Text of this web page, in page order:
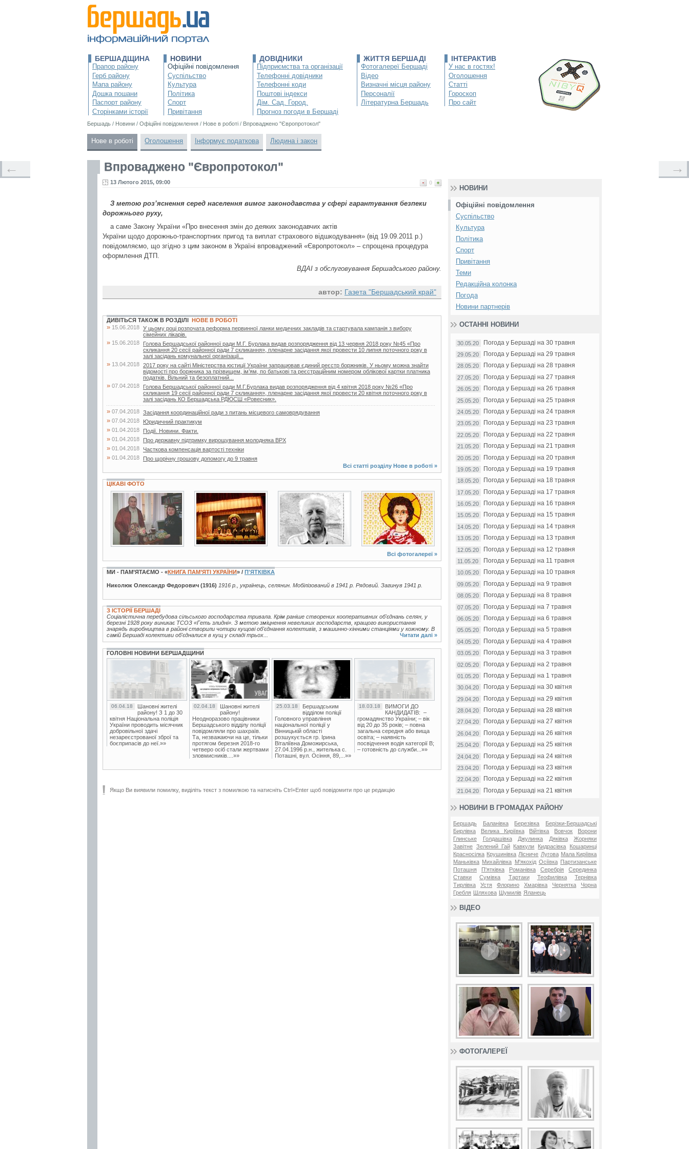
БЕРШАДЩИНА
Прапор району
Герб району
Мапа району
Дошка пошани
Паспорт району
Сторінками історії
НОВИНИ
Офіційні повідомлення
Суспільство
Культура
Політика
Спорт
Привітання
ДОВІДНИКИ
Підприємства та організації
Телефонні довідники
Телефонні коди
Поштові індекси
Дім. Сад. Город.
Прогноз погоди в Бершаді
ЖИТТЯ БЕРШАДІ
Фотогалереї Бершаді
Відео
Визначні місця району
Персоналії
Літературна Бершадь
ІНТЕРАКТИВ
У нас в гостях!
Оголошення
Статті
Гороскоп
Про сайт
Бершадь / Новини / Офіційні повідомлення / Нове в роботі / Впроваджено "Європротокол"
Нове в роботі Оголошення Інформує податкова Людина і закон
Впроваджено "Європротокол"
0
13 Лютого 2015, 09:00
З метою роз’яснення серед населення вимог законодавства у сфері гарантування безпеки
дорожнього руху,
а саме Закону України «Про внесення змін до деяких законодавчих актів
України щодо дорожньо-транспортних пригод та виплат страхового відшкодування» (від 19.09.2011 р.)
повідомляємо, що згідно з цим законом в Україні впроваджений «Європротокол» – спрощена процедура
оформлення ДТП.
ВДАІ з обслуговування Бершадського району.
автор: Газета "Бершадський край"
← →
ДИВІТЬСЯ ТАКОЖ В РОЗДІЛІ НОВЕ В РОБОТІ
» 15.06.2018 У цьому році розпочата реформа первинної ланки медичних закладів та стартувала кампанія з вибору
сімейних лікарів.
» 15.06.2018
Голова Бершадської районної ради М.Г. Бурлака видав розпорядження від 13 червня 2018 року №45 «Про
скликання 20 сесії районної ради 7 скликання», пленарне засідання якої провести 10 липня поточного року в
залі засідань комунальної організації...
» 13.04.2018 2017 року на сайті Міністерства юстиції України запрацював єдиний реєстр боржників. У ньому можна знайти
відомості про боржника за прізвищем, ім’ям, по батькові та реєстраційним номером облікової картки платника
податків. Вільний та безоплатний...
» 07.04.2018
Голова Бершадської районної ради М.Г.Бурлака видав розпорядження від 4 квітня 2018 року №26 «Про
скликання 19 сесії районної ради 7 скликання», пленарне засідання якої провести 20 квітня поточного року в
залі засідань КО Бершадська РДЮСШ «Ровесник».
» 07.04.2018 Засідання координаційної ради з питань місцевого самоврядування
» 07.04.2018 Юридичний практикум
» 01.04.2018 Події. Новини. Факти.
» 01.04.2018 Про державну підтримку вирощування молодняка ВРХ
» 01.04.2018 Часткова компенсація вартості техніки
» 01.04.2018
Про щорічну грошову допомогу до 9 травня
Всі статті розділу Нове в роботі »
ЦІКАВІ ФОТО
3 фото 5 фото 2 фото 3 фото
Всі фотогалереї »
МИ - ПАМ’ЯТАЄМО - «КНИГА ПАМ’ЯТІ УКРАЇНИ» / П'ЯТКІВКА
Николюк Олександр Федорович (1916) 1916 р., українець, селянин. Мобілізований в 1941 р. Рядовий. Загинув 1941 р.
З ІСТОРІЇ БЕРШАДІ
Соціалістична перебудова сільського господарства тривала. Крім раніше створених кооперативних об'єднань селян, у
березні 1928 року виникає ТСОЗ «Геть злидні». З метою зміцнення невеликих господарств, кращого використання
знарядь виробництва в районі створили чотири кущові об'єднання колективів, з машинно-хінними станціями у кожному. В
самій Бершаді колективи об'єдналися в кущ у складі трьох...
Читати далі »
ГОЛОВНІ НОВИНИ БЕРШАДЩИНИ
06.04.18
Шановні жителі
району! З 1 до 30
квітня Національна поліція
України проводить місячник
добровільної здачі
незареєстрованої зброї та
боєприпасів до неї.»»
02.04.18
Шановні жителі
району!
Неодноразово працівники
Бершадського відділу поліції
повідомляли про шахраїв.
Та, незважаючи на це, тільки
протягом березня 2018-го
четверо осіб стали жертвами
зловмисників....»»
25.03.18
Бершадським
відділом поліції
Головного управління
національної поліції у
Вінницькій області
розшукується гр. Ірина
Віталіївна Доможирська,
27.04.1996 р.н., жителька с.
Поташні, вул. Осіння, 89,...»»
18.03.18
ВИМОГИ ДО
КАНДИДАТІВ: –
громадянство України; – вік
від 20 до 35 років; – повна
загальна середня або вища
освіта; – наявність
посвідчення водія категорії В;
– готовність до служби...»»
Якщо Ви виявили помилку, виділіть текст з помилкою та натисніть Ctrl+Enter щоб повідомити про це редакцію
НОВИНИ
Офіційні повідомлення
Суспільство
Культура
Політика
Спорт
Привітання
Теми
Редакційна колонка
Погода
Новини партнерів
ОСТАННІ НОВИНИ
30.05.20 Погода у Бершаді на 30 травня
29.05.20 Погода у Бершаді на 29 травня
28.05.20 Погода у Бершаді на 28 травня
27.05.20 Погода у Бершаді на 27 травня
26.05.20 Погода у Бершаді на 26 травня
25.05.20 Погода у Бершаді на 25 травня
24.05.20 Погода у Бершаді на 24 травня
23.05.20 Погода у Бершаді на 23 травня
22.05.20 Погода у Бершаді на 22 травня
21.05.20 Погода у Бершаді на 21 травня
20.05.20 Погода у Бершаді на 20 травня
19.05.20 Погода у Бершаді на 19 травня
18.05.20 Погода у Бершаді на 18 травня
17.05.20 Погода у Бершаді на 17 травня
16.05.20 Погода у Бершаді на 16 травня
15.05.20 Погода у Бершаді на 15 травня
14.05.20 Погода у Бершаді на 14 травня
13.05.20 Погода у Бершаді на 13 травня
12.05.20 Погода у Бершаді на 12 травня
11.05.20 Погода у Бершаді на 11 травня
10.05.20 Погода у Бершаді на 10 травня
09.05.20 Погода у Бершаді на 9 травня
08.05.20 Погода у Бершаді на 8 травня
07.05.20 Погода у Бершаді на 7 травня
06.05.20 Погода у Бершаді на 6 травня
05.05.20 Погода у Бершаді на 5 травня
04.05.20 Погода у Бершаді на 4 травня
03.05.20 Погода у Бершаді на 3 травня
02.05.20 Погода у Бершаді на 2 травня
01.05.20 Погода у Бершаді на 1 травня
30.04.20 Погода у Бершаді на 30 квітня
29.04.20 Погода у Бершаді на 29 квітня
28.04.20 Погода у Бершаді на 28 квітня
27.04.20 Погода у Бершаді на 27 квітня
26.04.20 Погода у Бершаді на 26 квітня
25.04.20 Погода у Бершаді на 25 квітня
24.04.20 Погода у Бершаді на 24 квітня
23.04.20 Погода у Бершаді на 23 квітня
22.04.20 Погода у Бершаді на 22 квітня
21.04.20 Погода у Бершаді на 21 квітня
НОВИНИ В ГРОМАДАХ РАЙОНУ
Бершадь Баланівка Березівка
Берізки-Бершадські
Бирлівка
Велика Киріївка Війтівка Вовчок
Ворони
Глинське
Голдашівка Джулинка Дяківка
Жорняки
Завітне Зелений Гай Кавкули Кидрасівка
Кошаринці
Красносілка Крушинівка Лісниче Лугова Мала Киріївка
Маньківка Михайлівка М'якохід Осіївка
Партизанське
Поташня
П'ятківка Романівка Серебрія
Серединка
Ставки
Сумівка Тартаки Теофилівка
Тернівка
Тирлівка
Устя Флорино Хмарівка Чернятка
Чорна
Гребля
Шляхова Шумилів Яланець
ВІДЕО
ФОТОГАЛЕРЕЇ